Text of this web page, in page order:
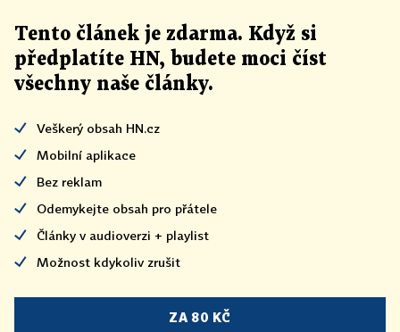
Tento článek je zdarma. Když si
předplatíte HN, budete moci číst
všechny naše články.
Veškerý obsah HN.cz
Mobilní aplikace
Bez reklam
Odemykejte obsah pro přátele
Články v audioverzi + playlist
Možnost kdykoliv zrušit
ZA 80 KČ